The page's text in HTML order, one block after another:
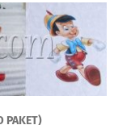
PAKET)